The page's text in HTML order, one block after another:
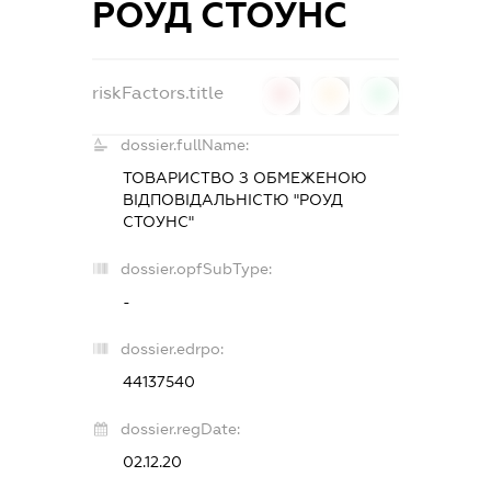
РОУД СТОУНС
riskFactors.title
dossier.fullName:
ТОВАРИСТВО З ОБМЕЖЕНОЮ
ВІДПОВІДАЛЬНІСТЮ "РОУД
СТОУНС"
dossier.opfSubType:
-
dossier.edrpo:
44137540
dossier.regDate:
02.12.20